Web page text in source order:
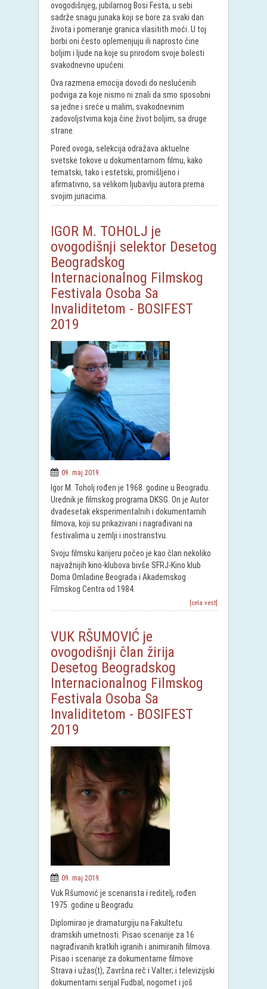
ovogodišnjeg, jubilarnog Bosi Festa, u sebi
sadrže snagu junaka koji se bore za svaki dan
života i pomeranje granica vlasitith moći. U toj
borbi oni često oplemenjuju ili naprosto čine
boljim i ljude na koje su prirodom svoje bolesti
svakodnevno upućeni.
Ova razmena emocija dovodi do neslućenih
podviga za koje nismo ni znali da smo sposobni
sa jedne i sreće u malim, svakodnevnim
zadovoljstvima koja čine život boljim, sa druge
strane.
Pored ovoga, selekcija odražava aktuelne
svetske tokove u dokumentarnom filmu, kako
tematski, tako i estetski, promišljeno i
afirmativno, sa velikom ljubavlju autora prema
svojim junacima.
IGOR M. TOHOLJ je
ovogodišnji selektor Desetog
Beogradskog
Internacionalnog Filmskog
Festivala Osoba Sa
Invaliditetom - BOSIFEST
2019
09. maj 2019.
Igor M. Toholj rođen je 1968. godine u Beogradu.
Urednik je filmskog programa DKSG. On je Autor
dvadesetak eksperimentalnih i dokumentarnih
filmova, koji su prikazivani i nagrađivani na
festivalima u zemlji i inostranstvu.
Svoju filmsku karijeru počeo je kao član nekoliko
najvažnijih kino-klubova bivše SFRJ-Kino klub
Doma Omladine Beograda i Akademskog
Filmskog Centra od 1984.
[cela vest]
VUK RŠUMOVIĆ je
ovogodišnji član žirija
Desetog Beogradskog
Internacionalnog Filmskog
Festivala Osoba Sa
Invaliditetom - BOSIFEST
2019
09. maj 2019.
Vuk Ršumović je scenarista i reditelj, rođen
1975. godine u Beogradu.
Diplomirao je dramaturgiju na Fakultetu
dramskih umetnosti. Pisao scenarije za 16
nagrađivanih kratkih igranih i animiranih filmova.
Pisao i scenarije za dokumentarne filmove
Strava i užas(t), Završna reč i Valter; i televizijski
dokumentarni serijal Fudbal, nogomet i još